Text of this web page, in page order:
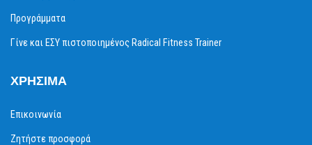
Προγράμματα
Γίνε και ΕΣΥ πιστοποιημένος Radical Fitness Trainer
ΧΡΉΣΙΜΑ
Επικοινωνία
Ζητήστε προσφορά